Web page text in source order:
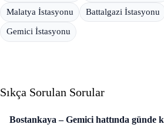
Malatya İstasyonu Battalgazi İstasyonu
Gemici İstasyonu
Sıkça Sorulan Sorular
Bostankaya – Gemici hattında günde